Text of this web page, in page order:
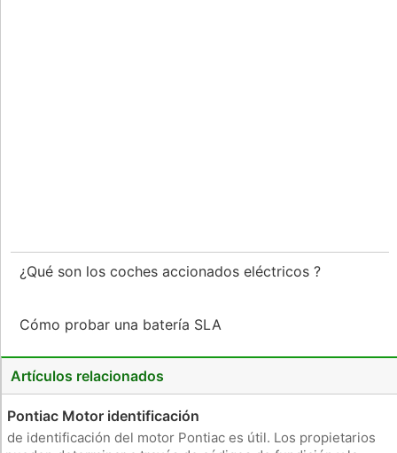
¿Qué son los coches accionados eléctricos ?
Cómo probar una batería SLA
Artículos relacionados
Pontiac Motor identificación
de identificación del motor Pontiac es útil. Los propietarios